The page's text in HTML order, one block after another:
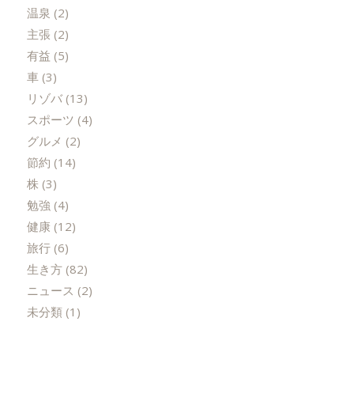
温泉 (2)
主張 (2)
有益 (5)
車(3)
リゾバ(13)
スポーツ (4)
グルメ (2)
節約 (14)
株(3)
勉強 (4)
健康 (12)
旅行(6)
生き方(82)
ニュース (2)
未分類(1)